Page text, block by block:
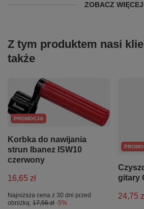
ZOBACZ WIĘCEJ
Z tym produktem nasi
także
PROMOCJA
Korbka do nawijania
strun Ibanez ISW10
czerwony
16,65 zł
Najniższa cena z 30 dni przed
obniżką: 17,56 zł -5%
gitary
24,75